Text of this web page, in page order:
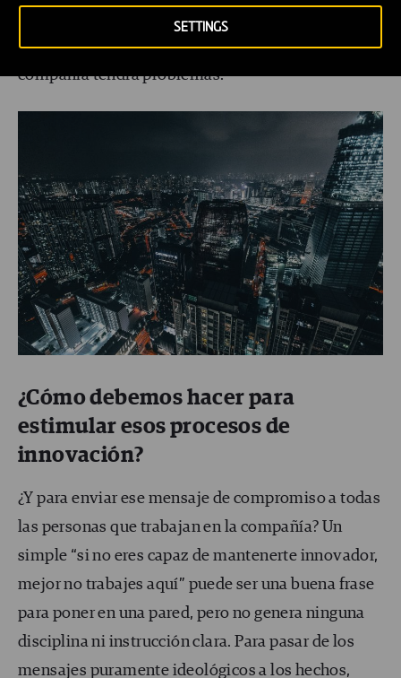
SETTINGS
compuestas por personas innovadoras. Si eso no
se cumple, la innovación no es sostenible, y la
compañía tendrá problemas.
¿Cómo debemos hacer para
estimular esos procesos de
innovación?
¿Y para enviar ese mensaje de compromiso a todas
las personas que trabajan en la compañía? Un
simple “si no eres capaz de mantenerte innovador,
mejor no trabajes aquí” puede ser una buena frase
para poner en una pared, pero no genera ninguna
disciplina ni instrucción clara. Para pasar de los
mensajes puramente ideológicos a los hechos,